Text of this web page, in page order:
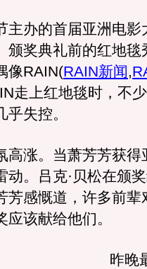
办的首届亚洲电影
颁奖典礼前的红地毯
像RAIN(RAIN新闻,
走上红地毯时，不
失控。
涨。当萧芳芳获得
动。吕克·贝松在颁
芳感慨道，许多前辈
该献给他们。
昨晚